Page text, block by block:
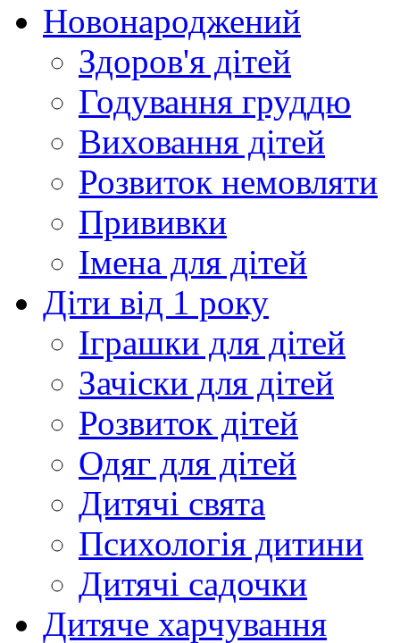
Новонароджений
Здоров'я дітей
Годування груддю
Виховання дітей
Розвиток немовляти
Прививки
Імена для дітей
Діти від 1 року
Іграшки для дітей
Зачіски для дітей
Розвиток дітей
Одяг для дітей
Дитячі свята
Психологія дитини
Дитячі садочки
Дитяче харчування